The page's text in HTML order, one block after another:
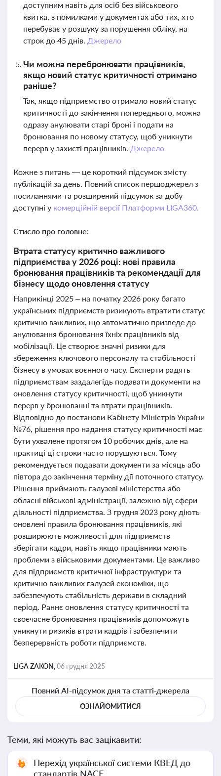
доступним навіть для осіб без військового
квитка, з помилками у документах або тих, хто
перебуває у розшуку за порушення обліку, на
строк до 45 днів. Джерело
Чи можна перебронювати працівників,
якщо новий статус критичності отримано
раніше?
Так, якщо підприємство отримало новий статус
критичності до закінчення попереднього, можна
одразу анулювати старі броні і подати на
бронювання по новому статусу, щоб уникнути
перерв у захисті працівників. Джерело
Кожне з питань — це короткий підсумок змісту
публікацій за день. Повний список першоджерел з
посиланнями та розширений підсумок за добу
доступні у комерційній версії Платформи LIGA360.
Стисло про головне:
Втрата статусу критично важливого
підприємства у 2026 році: нові правила
бронювання працівників та рекомендації для
бізнесу щодо оновлення статусу
Наприкінці 2025 – на початку 2026 року багато
українських підприємств ризикують втратити статус
критично важливих, що автоматично призведе до
анулювання бронювання їхніх працівників від
мобілізації. Це створює значні ризики для
збереження ключового персоналу та стабільності
бізнесу в умовах воєнного часу. Експерти радять
підприємствам заздалегідь подавати документи на
оновлення статусу критичності, щоб уникнути
перерв у бронюванні та втрати працівників.
Відповідно до постанови Кабінету Міністрів України
№76, рішення про надання статусу критичності має
бути ухвалене протягом 10 робочих днів, але на
практиці ці строки часто порушуються. Тому
рекомендується подавати документи за місяць або
півтора до закінчення терміну дії поточного статусу.
Рішення приймають галузеві міністерства або
обласні військові адміністрації, залежно від сфери
діяльності підприємства. З грудня 2023 року діють
оновлені правила бронювання працівників, які
розширюють можливості для підприємств
зберігати кадри, навіть якщо працівники мають
проблеми з військовими документами. Це важливо
для підприємств критичної інфраструктури та
критично важливих галузей економіки, що
забезпечують стабільність держави в складний
період. Раннє оновлення статусу критичності та
своєчасне бронювання працівників допоможуть
уникнути ризиків втрати кадрів і забезпечити
безперервність роботи підприємств.
LIGA ZAKON,06 грудня 2025
Повний AI-підсумок дня та статті-джерела
ОЗНАЙОМИТИСЯ
Теми, які можуть вас зацікавити:
Перехід української системи КВЕД до
стандартів NACE